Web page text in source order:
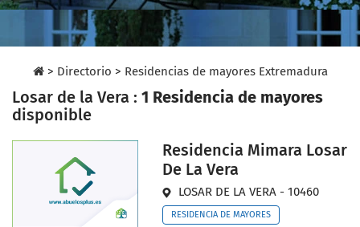
> Directorio > Residencias de mayores Extremadura
Losar de la Vera : 1 Residencia de mayores
disponible
Residencia Mimara Losar
De La Vera
LOSAR DE LA VERA - 10460
RESIDENCIA DE MAYORES